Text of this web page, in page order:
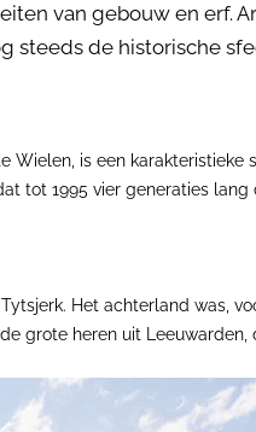
van gebouw en erf.
de historische
is een
tot 1995 vier generaties
Het achterland was,
grote heren uit Leeuwarden,